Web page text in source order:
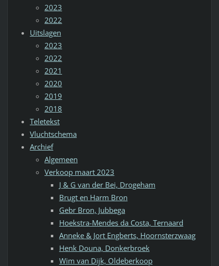
2023
2022
Uitslagen
2023
2022
2021
2020
2019
2018
Teletekst
Vluchtschema
Archief
Algemeen
Verkoop maart 2023
J & G van der Bei, Drogeham
Brugt en Harm Bron
Gebr Bron, Jubbega
Hoekstra-Mendes da Costa, Ternaard
Anneke & Jort Engberts, Hoornsterzwaag
Henk Douna, Donkerbroek
Wim van Dijk, Oldeberkoop